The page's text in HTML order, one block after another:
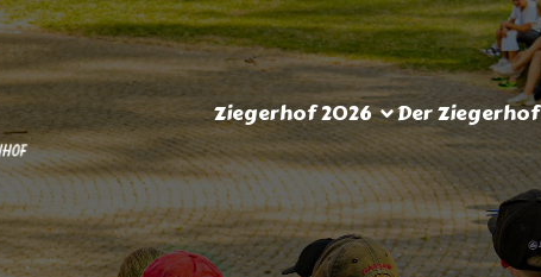
Ziegerhof 2026 Der Ziegerhof